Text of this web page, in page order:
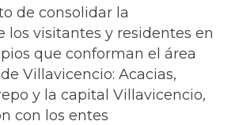
de consolidar la
los visitantes y residentes en
que conforman el área
Villavicencio: Acacias,
y la capital Villavicencio,
con los entes